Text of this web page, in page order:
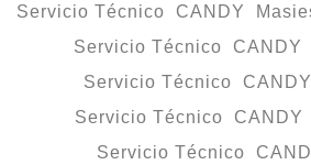
Servicio Técnico CANDY
Servicio Técnico CANDY
Servicio Técnico
Servicio Técnico CANDY
Servicio Técnico